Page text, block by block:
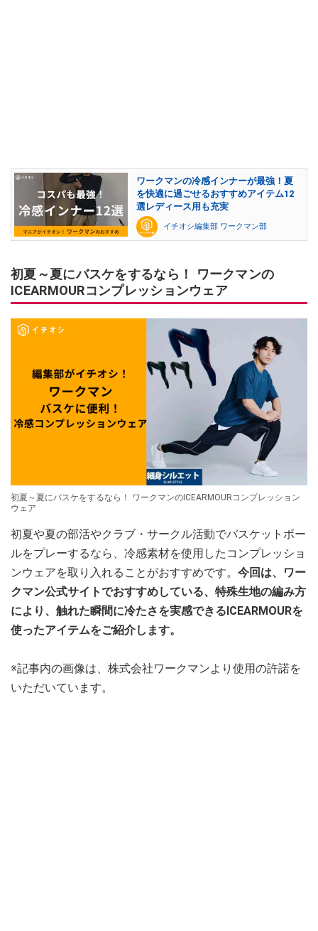
ワークマンの冷感インナーが最強！夏
を快適に過ごせるおすすめアイテム12
選レディース用も充実
イチオシ編集部 ワークマン部
初夏～夏にバスケをするなら！ ワークマンの
ICEARMOURコンプレッションウェア
初夏～夏にバスケをするなら！ ワークマンのICEARMOURコンプレッション
ウェア
初夏や夏の部活やクラブ・サークル活動でバスケットボー
ルをプレーするなら、冷感素材を使用したコンプレッショ
ンウェアを取り入れることがおすすめです。 今回は、ワー
クマン公式サイトでおすすめしている、特殊生地の編み方
により、触れた瞬間に冷たさを実感できるICEARMOURを
使ったアイテムをご紹介します。
※記事内の画像は、株式会社ワークマンより使用の許諾を
いただいています。